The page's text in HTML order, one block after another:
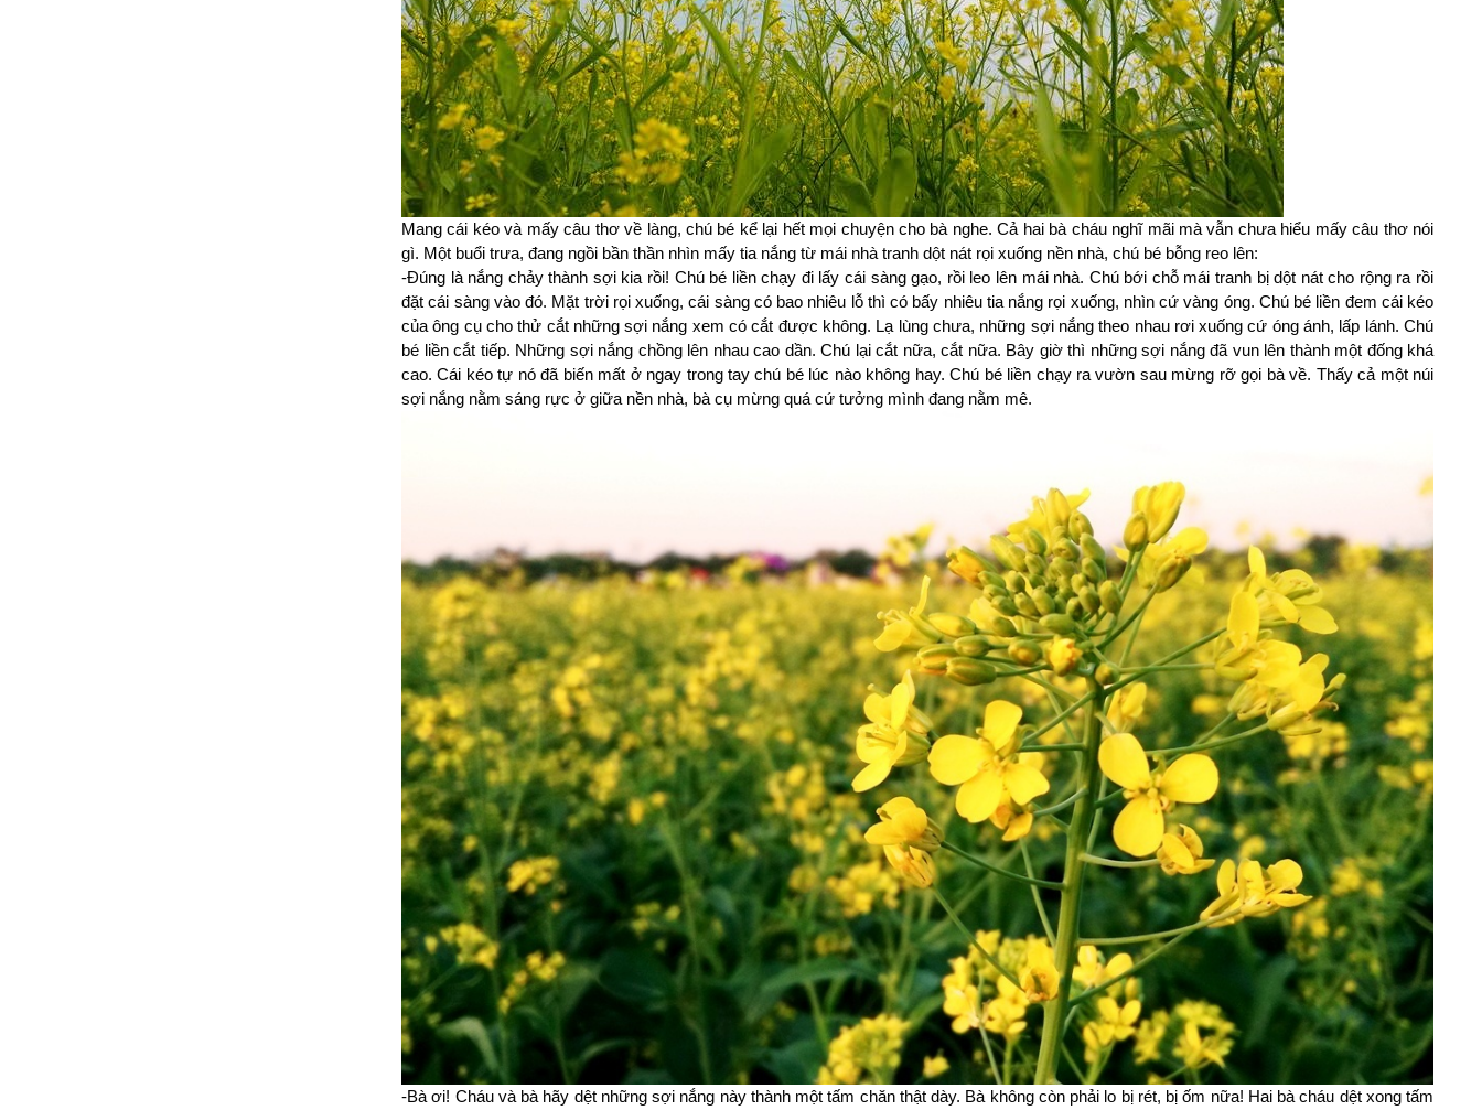
Mang cái kéo và mấy câu thơ về làng, chú bé kể lại hết mọi chuyện cho bà nghe. Cả hai bà cháu nghĩ mãi mà vẫn chưa hiểu mấy câu thơ nói
gì. Một buổi trưa, đang ngồi bần thần nhìn mấy tia nắng từ mái nhà tranh dột nát rọi xuống nền nhà, chú bé bỗng reo lên:
-Đúng là nắng chảy thành sợi kia rồi! Chú bé liền chạy đi lấy cái sàng gạo, rồi leo lên mái nhà. Chú bới chỗ mái tranh bị dột nát cho rộng ra rồi
đặt cái sàng vào đó. Mặt trời rọi xuống, cái sàng có bao nhiêu lỗ thì có bấy nhiêu tia nắng rọi xuống, nhìn cứ vàng óng. Chú bé liền đem cái kéo
của ông cụ cho thử cắt những sợi nắng xem có cắt được không. Lạ lùng chưa, những sợi nắng theo nhau rơi xuống cứ óng ánh, lấp lánh. Chú
bé liền cắt tiếp. Những sợi nắng chồng lên nhau cao dần. Chú lại cắt nữa, cắt nữa. Bây giờ thì những sợi nắng đã vun lên thành một đống khá
cao. Cái kéo tự nó đã biến mất ở ngay trong tay chú bé lúc nào không hay. Chú bé liền chạy ra vườn sau mừng rỡ gọi bà về. Thấy cả một núi
sợi nắng nằm sáng rực ở giữa nền nhà, bà cụ mừng quá cứ tưởng mình đang nằm mê.
-Bà ơi! Cháu và bà hãy dệt những sợi nắng này thành một tấm chăn thật dày. Bà không còn phải lo bị rét, bị ốm nữa! Hai bà cháu dệt xong tấm